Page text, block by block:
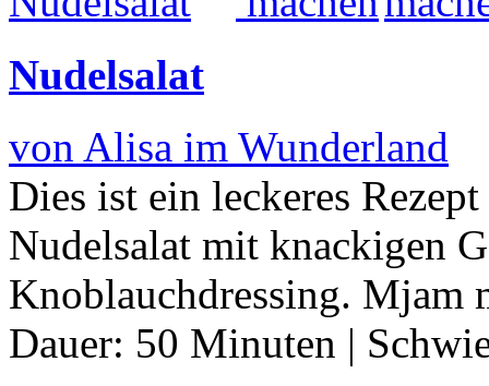
Nudelsalat
von Alisa im Wunderland
Dies ist ein leckeres
Nudelsalat mit knackigen
Knoblauchdressing. Mjam
Dauer: 50 Minuten |